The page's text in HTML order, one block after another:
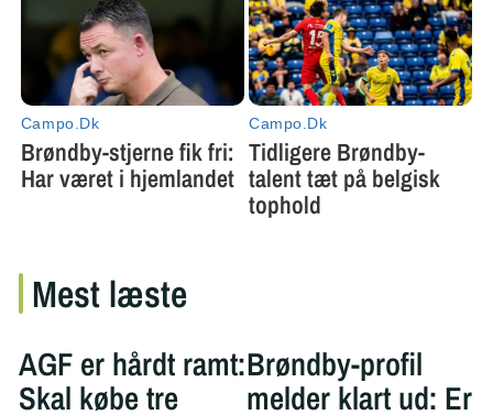
Mest læste
AGF er hårdt ramt:
Skal købe tre
Brøndby-profil
melder klart ud: Er